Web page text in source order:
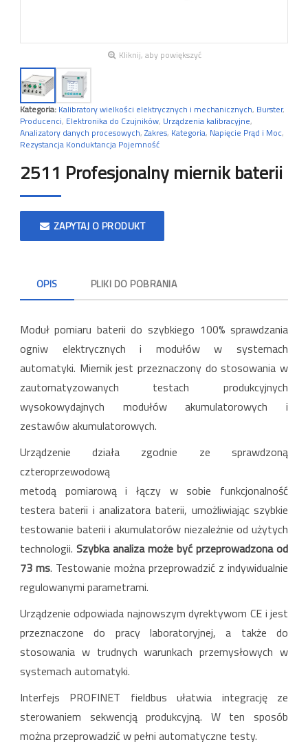
Kliknij, aby powiększyć
Kategoria: Kalibratory wielkości elektrycznych i mechanicznych, Burster,
Producenci, Elektronika do Czujników, Urządzenia kalibracyjne,
Analizatory danych procesowych, Zakres, Kategoria, Napięcie Prąd i Moc,
Rezystancja Konduktancja Pojemność
2511 Profesjonalny miernik baterii
ZAPYTAJ O PRODUKT
OPIS PLIKI DO POBRANIA
Moduł pomiaru baterii do szybkiego 100% sprawdzania
ogniw elektrycznych i modułów w systemach
automatyki. Miernik jest przeznaczony do stosowania w
zautomatyzowanych testach produkcyjnych
wysokowydajnych modułów akumulatorowych i
zestawów akumulatorowych.
Urządzenie działa zgodnie ze sprawdzoną
czteroprzewodową
metodą pomiarową i łączy w sobie funkcjonalność
testera baterii i analizatora baterii, umożliwiając szybkie
testowanie baterii i akumulatorów niezależnie od użytych
technologii. Szybka analiza może być przeprowadzona od
73 ms. Testowanie można przeprowadzić z indywidualnie
regulowanymi parametrami.
Urządzenie odpowiada najnowszym dyrektywom CE i jest
przeznaczone do pracy laboratoryjnej, a także do
stosowania w trudnych warunkach przemysłowych w
systemach automatyki.
Interfejs PROFINET fieldbus ułatwia integrację ze
sterowaniem sekwencją produkcyjną. W ten sposób
można przeprowadzić w pełni automatyczne testy.